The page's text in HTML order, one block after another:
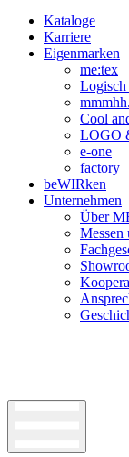
Kataloge
Karriere
Eigenmarken
me:tex
Cool
LOGO
e-one
factory
beWIRken
Unternehmen
Über
Messen